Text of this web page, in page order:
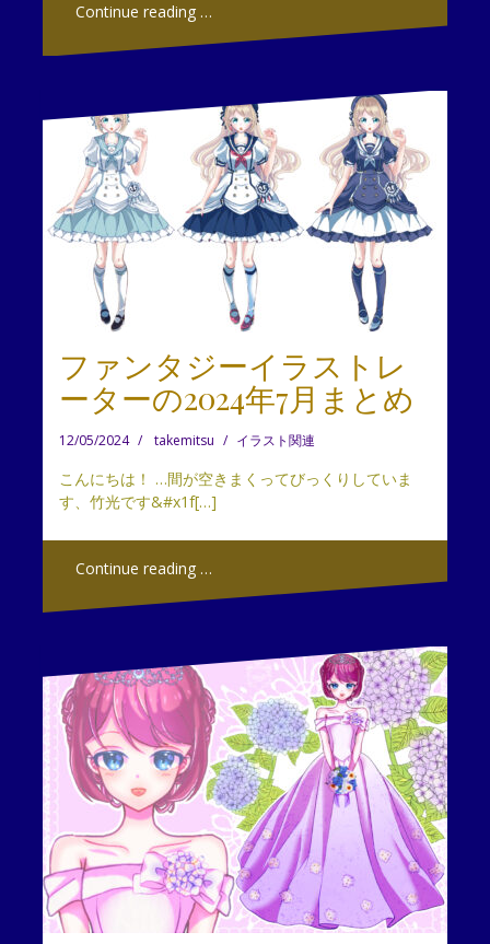
Continue reading …
ファンタジーイラストレ
ーターの2024年7月まとめ
12/05/2024 takemitsu イラスト関連
こんにちは！ …間が空きまくってびっくりしていま
す、竹光です&#x1f[…]
Continue reading …